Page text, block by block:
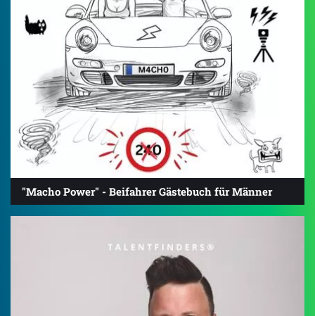
"Macho Power" - Beifahrer Gästebuch für Männer